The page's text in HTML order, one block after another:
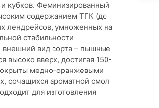
кубков. Феминизированный
содержанием ТГК (до
лендрейсов, умноженных на
стабильности
внешний вид сорта – пышные
высоко вверх, достигая 150-
медно-оранжевыми
сочащихся ароматной смол
для изготовления